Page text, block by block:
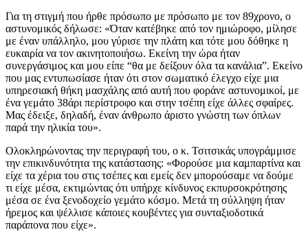
Για τη στιγμή που ήρθε πρόσωπο με πρόσωπο με τον 89χρονο, ο
αστυνομικός δήλωσε: «Όταν κατέβηκε από τον ημιώροφο, μίλησε
με έναν υπάλληλο, μου γύρισε την πλάτη και τότε μου δόθηκε η
ευκαιρία να τον ακινητοποιήσω. Εκείνη την ώρα ήταν
συνεργάσιμος και μου είπε “θα με δείξουν όλα τα κανάλια”. Εκείνο
που μας εντυπωσίασε ήταν ότι στον σωματικό έλεγχο είχε μια
υπηρεσιακή θήκη μασχάλης από αυτή που φοράνε αστυνομικοί, με
ένα γεμάτο 38άρι περίστροφο και στην τσέπη είχε άλλες σφαίρες.
Μας έδειξε, δηλαδή, έναν άνθρωπο άριστο γνώστη των όπλων
παρά την ηλικία του».
Ολοκληρώνοντας την περιγραφή του, ο κ. Τσιτσικάς υπογράμμισε
την επικινδυνότητα της κατάστασης: «Φορούσε μια καμπαρτίνα και
είχε τα χέρια του στις τσέπες και εμείς δεν μπορούσαμε να δούμε
τι είχε μέσα, εκτιμώντας ότι υπήρχε κίνδυνος εκπυρσοκρότησης
μέσα σε ένα ξενοδοχείο γεμάτο κόσμο. Μετά τη σύλληψη ήταν
ήρεμος και ψέλλισε κάποιες κουβέντες για συνταξιοδοτικά
παράπονα που είχε».